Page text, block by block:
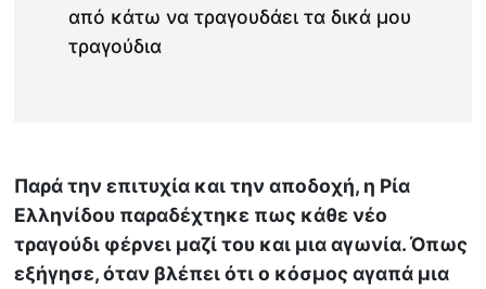
από κάτω να τραγουδάει τα δικά μου
τραγούδια
Παρά την επιτυχία και την αποδοχή, η Ρία
Ελληνίδου παραδέχτηκε πως κάθε νέο
τραγούδι φέρνει μαζί του και μια αγωνία. Όπως
εξήγησε, όταν βλέπει ότι ο κόσμος αγαπά μια